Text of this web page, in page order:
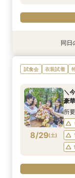
衣装試着
8/28(金)
【”
ら
衣装試着
8/28(金)
《
心
8/28(金)
【
短
衣装試着
8/28(金)
《
式
8/28(金)
【
衣装試着
8/28(金)
【
牛
衣装試着
8/28(金)
《
食
同日
試食会 衣装試着
8/29(土)
＼
豪
所